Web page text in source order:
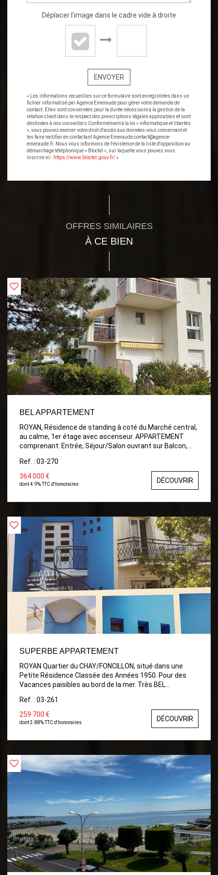
Déplacer l'image dans le cadre vide à droite
ENVOYER
« Les informations recueillies sur ce formulaire sont enregistrées dans un
fichier informatisé par Agence Emeraude pour gérer votre demande de
contact. Elles sont conservées pour la durée nécessaire à la gestion de la
relation client dans le respect des prescriptions légales applicables et sont
destinées à nos conseillers Conformément à la loi « informatique et libertés
», vous pouvez exercer votre droit d'accès aux données vous concernant et
les faire rectifier en contactant Agence Emeraude contact@agence-
emeraude.fr. Nous vous informons de l'existence de la liste d'opposition au
démarchage téléphonique « Bloctel », sur laquelle vous pouvez vous
inscrire ici : https://www.bloctel.gouv.fr/»
OFFRES SIMILAIRES
À CE BIEN
BEL APPARTEMENT
ROYAN, Résidence de standing à coté du Marché central,
au calme, 1er étage avec ascenseur. APPARTEMENT
comprenant: Entrée, Séjour/Salon ouvrant sur Balcon,
placards, 2 Chambres avec placards, Salle de bains, wc,
Balcon avec store , vue dégagée. Place de parking.
Garage.
Ref. : 03-270
364 000 €
dont 4.9% TTC d'honoraires DÉCOUVRIR
SUPERBE APPARTEMENT
ROYAN Quartier du CHAY/FONCILLON, situé dans une
Petite Résidence Classée des Années 1950. Pour des
Vacances paisibles au bord de la mer. Très BEL
Entrée très clair, Dégagement avec placards, wc
Séjour/Salon avec Belle Cuisine ouverte aménagée et
équipée, Chambre avec placards et Salle d'eau
Ref. : 03-261
259 700 €
dont 3.88% TTC d'honoraires DÉCOUVRIR